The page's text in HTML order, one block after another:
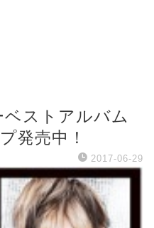
ストアルバム
発売中！
2017-06-29